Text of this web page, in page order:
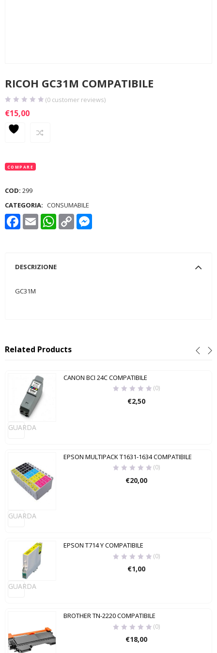
RICOH GC31M COMPATIBILE
(0 customer reviews)
€15,00
COMPARE
COD: 299
CATEGORIA: CONSUMABILE
Facebook
Email WhatsApp
Copy
Link
DESCRIZIONE
GC31M
Related Products
GUARDA
CANON BCI 24C COMPATIBILE
(0)
€2,50
GUARDA
EPSON MULTIPACK T1631-1634 COMPATIBILE
(0)
€20,00
GUARDA
EPSON T714 Y COMPATIBILE
(0)
€1,00
BROTHER TN-2220 COMPATIBILE
(0)
€18,00